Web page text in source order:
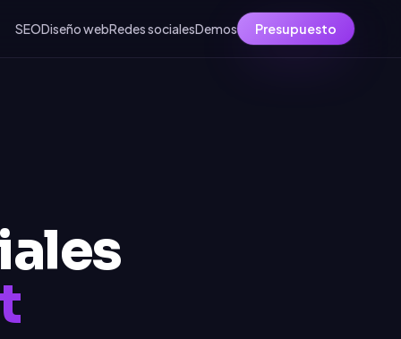
SEODiseño webRedes socialesDemos Presupuesto